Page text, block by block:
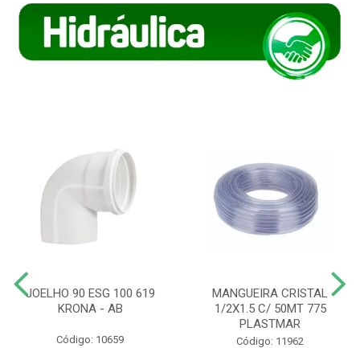
JOELHO 90 ESG 100 619
KRONA - AB
Código: 10659
MANGUEIRA CRISTAL
1/2X1.5 C/ 50MT 775
PLASTMAR
Código: 11962